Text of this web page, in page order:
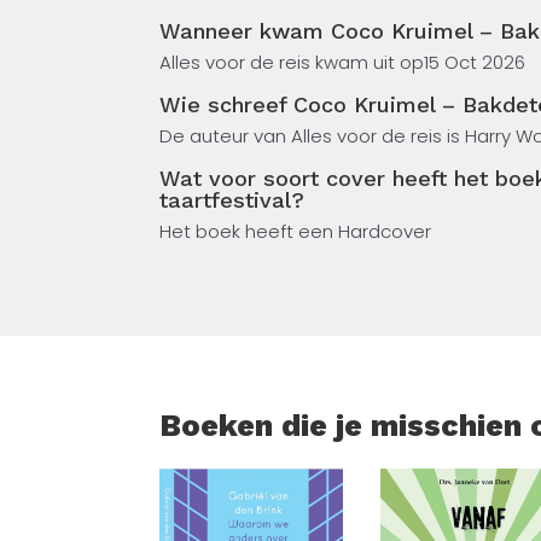
Zowel Victoria Biscuit als Madeleine
toe, maar al snel belandt ze in een situatie
Bakdetective – Het rampzalige
kinderen vanaf 8 jaar boordevol
Wanneer kwam Coco Kruimel –
Alles voor de reis kwam uit op15 Oct 2026
Wie schreef Coco Kruimel –
De auteur van Alles voor de reis is Harry
Wat voor soort cover heeft het
taartfestival?
Het boek heeft een Hardcover
Boeken die je misschien